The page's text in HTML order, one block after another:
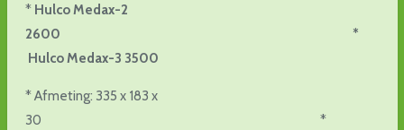
* Hulco Medax-2
2600 *
Hulco Medax-3 3500
* Afmeting: 335 x 183 x
30 *